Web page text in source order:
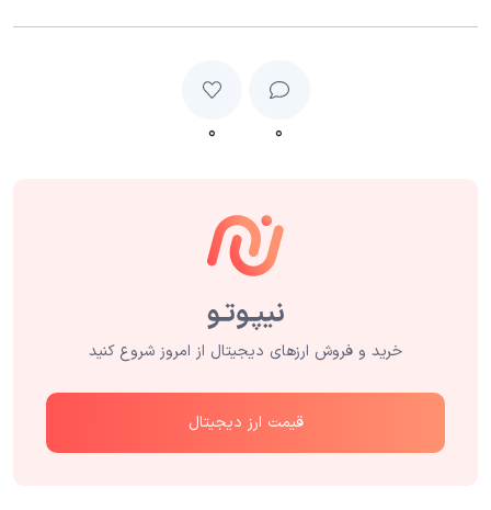
۰ ۰
خرید و فروش ارزهای دیجیتال از امروز شروع کنید
قیمت ارز دیجیتال